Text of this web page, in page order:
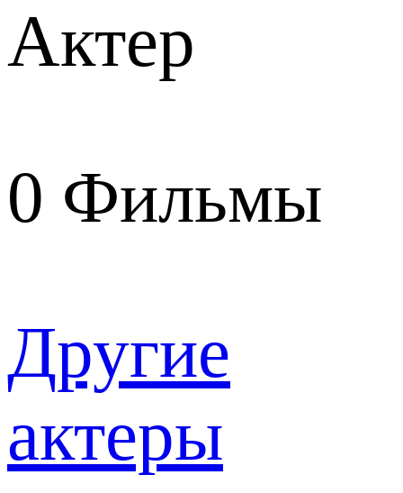
Актер
0 Фильмы
Другие
актеры